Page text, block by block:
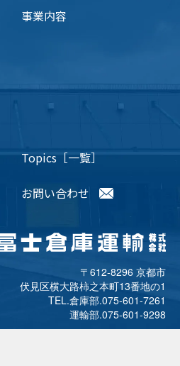
事業内容
Topics［一覧］
お問い合わせ
〒612-8296 京都市
伏見区横大路柿之本町13番地の1
TEL.倉庫部.075-601-7261
運輸部.075-601-9298